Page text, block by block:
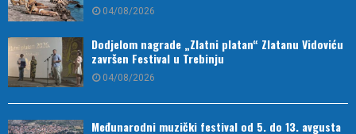
04/08/2026
Dodjelom nagrade „Zlatni platan“ Zlatanu Vidoviću
završen Festival u Trebinju
04/08/2026
Međunarodni muzički festival od 5. do 13. avgusta